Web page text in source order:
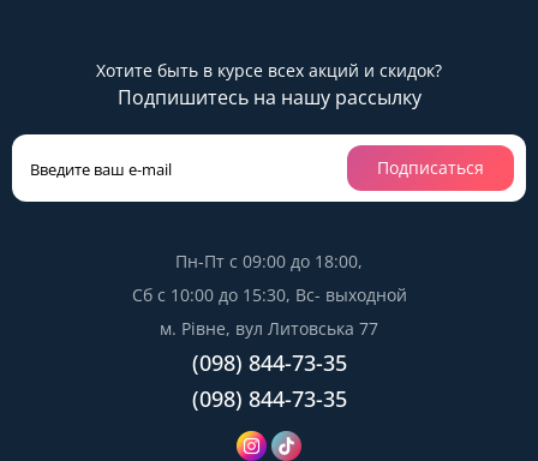
Хотите быть в курсе всех акций и скидок?
Подпишитесь на нашу рассылку
Подписаться
Пн-Пт с 09:00 до 18:00,
Сб с 10:00 до 15:30, Вс- выходной
м. Рівне, вул Литовська 77
(098) 844-73-35
(098) 844-73-35